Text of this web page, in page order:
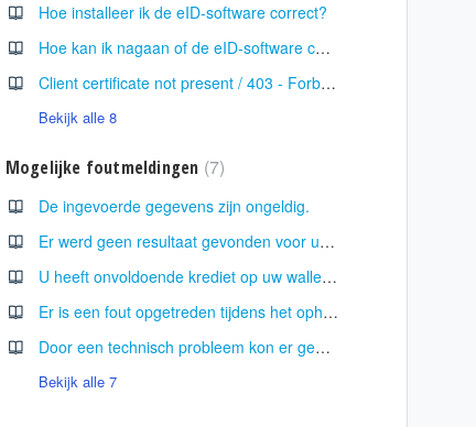
Hoe installeer ik de eID-software correct?
Hoe kan ik nagaan of de eID-software correct werd geïnstalleerd?
Client certificate not present / 403 - Forbidden. Acces is denied
Bekijk alle 8
Mogelijke foutmeldingen 7
De ingevoerde gegevens zijn ongeldig.
Er werd geen resultaat gevonden voor uw zoekcriteria.
U heeft onvoldoende krediet op uw wallet om een opzoeking te verrichten.
Er is een fout opgetreden tijdens het ophalen van de gekozen legger. Probeer later opnieuw.
Door een technisch probleem kon er geen resultaat voor uw opzoeking gevonden worden. Probeer later opnieuw.
Bekijk alle 7